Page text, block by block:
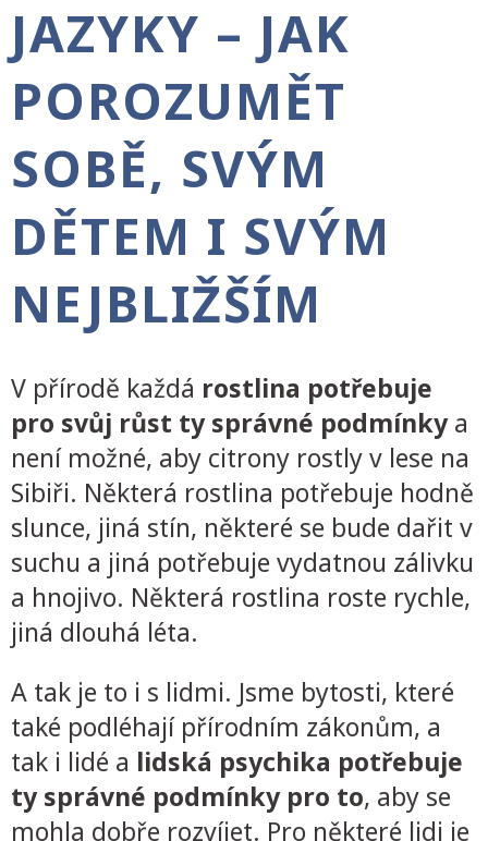
JAZYKY – JAK
POROZUMĚT
SOBĚ, SVÝM
DĚTEM I SVÝM
NEJBLIŽŠÍM
V přírodě každá rostlina potřebuje
pro svůj růst ty správné podmínkya
není možné, aby citrony rostly v lese na
Sibiři. Některá rostlina potřebuje hodně
slunce, jiná stín, některé se bude dařit v
suchu a jiná potřebuje vydatnou zálivku
a hnojivo. Některá rostlina roste rychle,
jiná dlouhá léta.
A tak je to i s lidmi. Jsme bytosti, které
také podléhají přírodním zákonům, a
tak i lidé a lidská psychika potřebuje
ty správné podmínky pro to, aby se
mohla dobře rozvíjet. Pro některé lidi je